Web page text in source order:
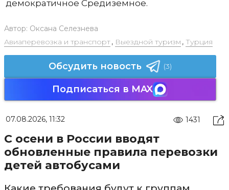
демократичное Средиземное.
Автор: Оксана Селезнева
Авиаперевозка и транспорт, Выездной туризм , Турция
Обсудить новость (3)
Подписаться в MAX
07.08.2026, 11:32 1431
С осени в России вводят
обновленные правила перевозки
детей автобусами